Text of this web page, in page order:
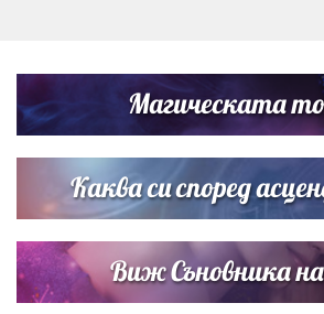
Братя Аргирови я изненадаха с песен
Магическата
Каква си според
Виж Съновника